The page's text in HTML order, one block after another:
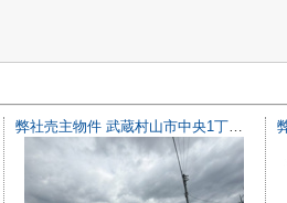
弊社売主物件 武蔵村山市中央1丁目 売地 18号区【全18区画】